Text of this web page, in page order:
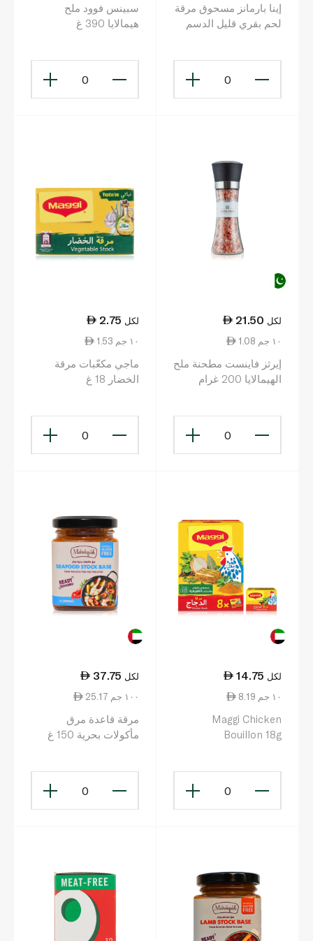
إينا بارمانز مسحوق مرقة
لحم بقري قليل الدسم
0
سبينس فوود ملح
هيمالايا 390 غ
0
21.50 لكل
1.08 ١٠ جم
إيرثز فاينست مطحنة ملح
الهيمالايا 200 غرام
0
2.75 لكل
1.53 ١٠ جم
ماجي مكعّبات مرقة
الخضار 18 غ
0
14.75 لكل
8.19 ١٠ جم
Maggi Chicken
Bouillon 18g
0
37.75 لكل
25.17 ١٠٠ جم
مرقة قاعدة مرق
مأكولات بحرية 150 غ
0